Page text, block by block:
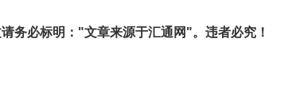
务必标明："文章来源于汇通网"。违者必究！